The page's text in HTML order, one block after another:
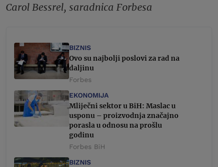
Carol Bessrel, saradnica Forbesa
BIZNIS
Ovo su najbolji poslovi za rad na
daljinu
Forbes
EKONOMIJA
Mliječni sektor u BiH: Maslac u
usponu – proizvodnja značajno
porasla u odnosu na prošlu
godinu
Forbes BiH
BIZNIS